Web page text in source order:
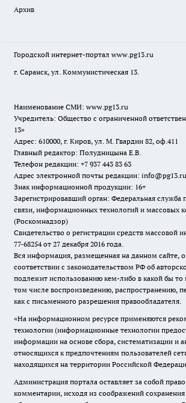
Архив
Городской интернет-портал www.pg13.ru
г. Саранск, ул. Коммунистическая 13.
Наименование СМИ: www.pg13.ru
Учредитель: Общество с ограниченной
13»
Адрес: 610000, г. Киров, ул. М. Гвардии 82, оф.411
Главный редактор: Полудницына Е.В.
Телефон редакции: +7 937 443 83 63
Адрес электронной почты редакции: info@pg13.ru
Знак информационной продукции: 16+
Зарегистрировавший орган: Федеральная служба
связи, информационных технологий и массовых
(Роскомнадзор)
Свидетельство о регистрации средств
77-68254 от 27 декабря 2016 года.
Вся информация, размещенная на данном сайте,
соответствии с законодательством РФ об
подлежит использованию кем-либо в какой бы
том числе воспроизведению, распространению,
как с письменного разрешения правообладателя.
«На информационном ресурсе применяются
технологии (информационные технологии
информации на основе сбора, систематизации и
относящихся к предпочтениям пользователей
находящихся на территории Российской
Администрация портала оставляет за собой
комментарии, исходя из соображений сохранения